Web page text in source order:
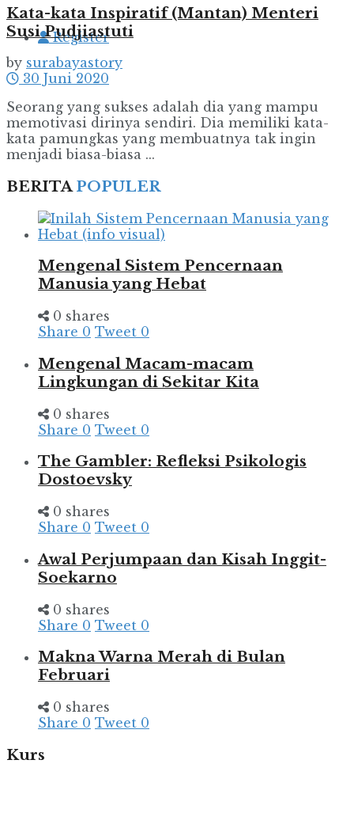
Register
Kata-kata Inspiratif (Mantan) Menteri
Susi Pudjiastuti
by surabayastory
30 Juni 2020
Seorang yang sukses adalah dia yang mampu
memotivasi dirinya sendiri. Dia memiliki kata-
kata pamungkas yang membuatnya tak ingin
menjadi biasa-biasa ...
BERITAPOPULER
Mengenal Sistem Pencernaan
Manusia yang Hebat
0 shares
Share 0 Tweet 0
Mengenal Macam-macam
Lingkungan di Sekitar Kita
0 shares
Share 0 Tweet 0
The Gambler: Refleksi Psikologis
Dostoevsky
0 shares
Share 0 Tweet 0
Awal Perjumpaan dan Kisah Inggit-
Soekarno
0 shares
Share 0 Tweet 0
Makna Warna Merah di Bulan
Februari
0 shares
Share 0 Tweet 0
Kurs